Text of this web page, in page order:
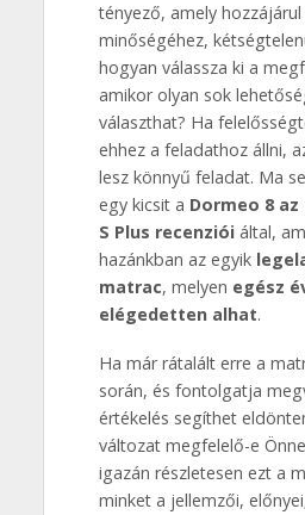
tényező, amely hozzájárul
minőségéhez,
hogyan válassza ki a
amikor olyan sok
választhat? Ha
ehhez a feladathoz állni,
lesz könnyű feladat. Ma
egy kicsit a Dormeo 8
S Plus recenzióiáltal,
hazánkban az egyik
matrac, melyen egész
elégedetten alhat.
Ha már rátalált erre a
során, és fontolgatja
értékelés segíthet
változat megfelelő-e
igazán részletesen ezt a
minket a jellemzői,